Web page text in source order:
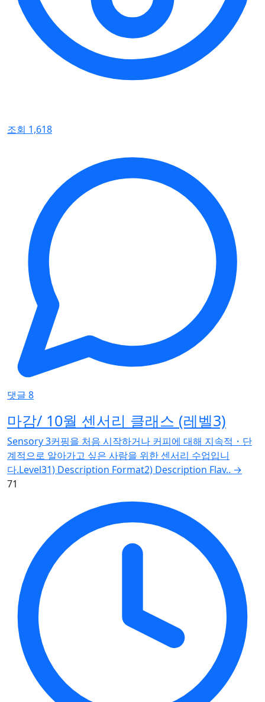
조회 1,618
댓글 8
마감/ 10월 센서리 클래스 (레벨3)
Sensory 3커핑을 처음 시작하거나 커피에 대해 지속적・단
계적으로 알아가고 싶은 사람을 위한 센서리 수업입니
다.Level31) Description Format2) Description Flav.. →
71